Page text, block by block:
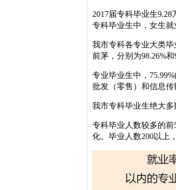
2017届专科毕业生9.28
专科毕业生中，女生就
我市专科各专业大类
前茅，分别为98.26%和
专业毕业生中，
批发（零售）和信息传
我市专科毕业生绝大多
专科毕业人数较多的
化。毕业人数200以上